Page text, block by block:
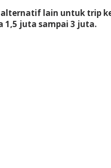
lain untuk trip
1,5 juta sampai 3 juta.